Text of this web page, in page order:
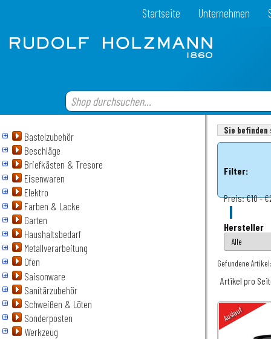
Startseite Unternehmen
Bastelzubehör
Beschläge
Briefkästen & Tresore
Eisenwaren
Elektro
Farben & Lacke
Garten
Haushaltsbedarf
Metallverarbeitung
Ofen
Saisonware
Sanitärzubehör
Schweißen & Löten
Sonderposten
Werkzeug
Sie
Filter:
Preis:€10 -
Hersteller
Gefundene
Artikel pro
Auslauf